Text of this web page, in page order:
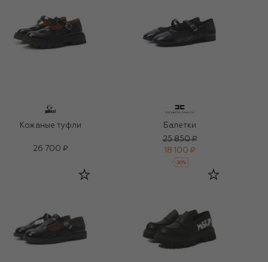
Кожаные туфли
26 700 ₽
Балетки
25 850 ₽
18 100 ₽
-30%